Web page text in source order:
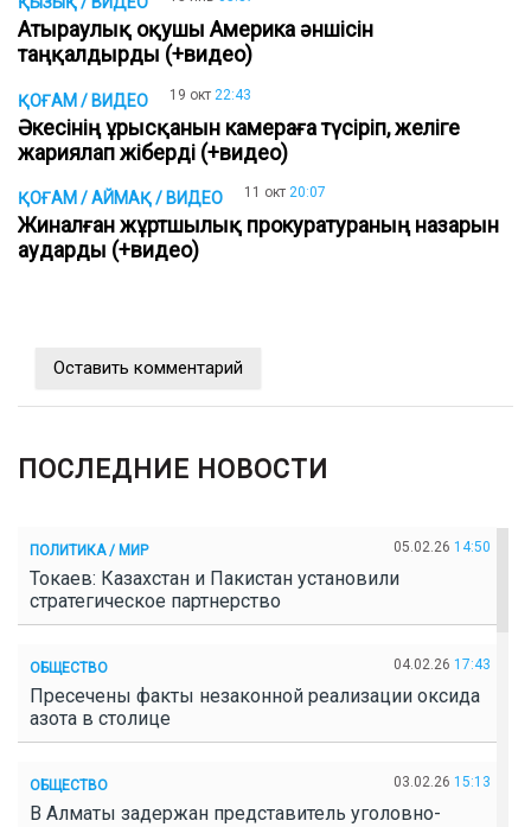
Атыраулық оқушы Америка әншісін
таңқалдырды (+видео)
ҚОҒАМ / ВИДЕО 19 окт 22:43
Әкесінің ұрысқанын камераға түсіріп, желіге
жариялап жіберді (+видео)
ҚОҒАМ / АЙМАҚ / ВИДЕО 11 окт 20:07
Жиналған жұртшылық прокуратураның назарын
аударды (+видео)
Оставить комментарий
ПОСЛЕДНИЕ НОВОСТИ
ПОЛИТИКА / МИР 05.02.26 14:50
Токаев: Казахстан и Пакистан установили
стратегическое партнерство
ОБЩЕСТВО 04.02.26 17:43
Пресечены факты незаконной реализации оксида
азота в столице
ОБЩЕСТВО 03.02.26 15:13
В Алматы задержан представитель уголовно-